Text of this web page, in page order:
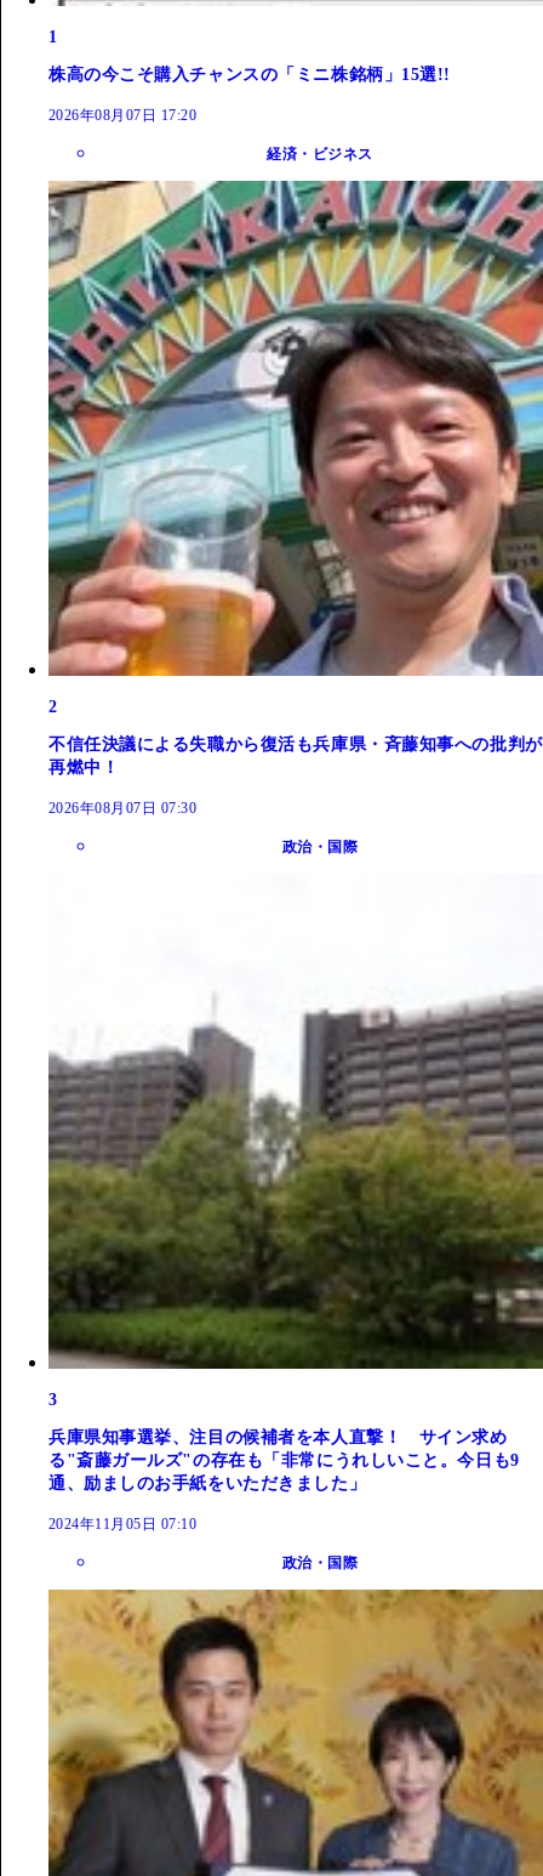
1
株高の今こそ購入チャンスの「ミニ株銘柄」15選!!
2026年08月07日 17:20
経済・ビジネス
2
不信任決議による失職から復活も兵庫県・斉藤知事への批判が
再燃中！
2026年08月07日 07:30
政治・国際
3
兵庫県知事選挙、注目の候補者を本人直撃！ サイン求め
る"斎藤ガールズ"の存在も「非常にうれしいこと。今日も9
通、励ましのお手紙をいただきました」
2024年11月05日 07:10
政治・国際